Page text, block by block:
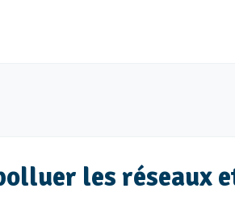
les réseaux